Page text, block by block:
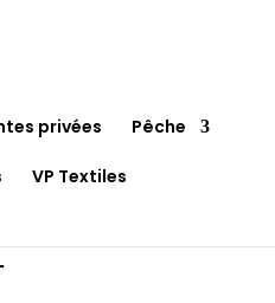
privées Pêche
VP Textiles